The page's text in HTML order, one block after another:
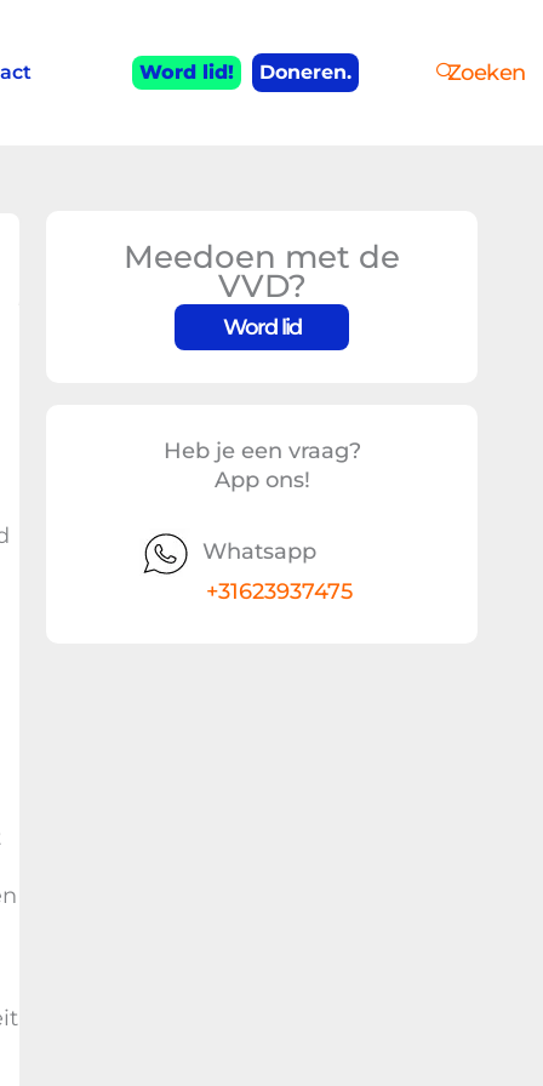
Word lid! Doneren. Zoeken
Meedoen met de
VVD?
Word lid
Heb je een vraag?
App ons!
Whatsapp
+31623937475